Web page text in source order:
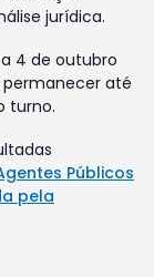
jurídica.
4 de outubro
permanecer até
turno.
Públicos
pela